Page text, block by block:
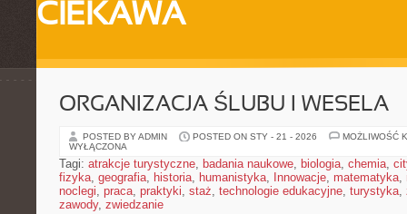
CIEKAWA
ORGANIZACJA ŚLUBU I WESELA
POSTED BY ADMIN POSTED ON STY - 21 - 2026
MOŻLIWOŚĆ
WYŁĄCZONA
Tagi: atrakcje turystyczne, badania naukowe, biologia, chemia,
fizyka, geografia, historia, humanistyka, Innowacje, matematyka,
noclegi, praca, praktyki, staż, technologie edukacyjne, turystyka,
zawody, zwiedzanie